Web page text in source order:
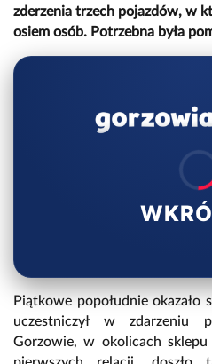
zderzenia trzech pojazdów, w
osiem osób. Potrzebna była
Piątkowe popołudnie
uczestniczył w zdarzeniu
Gorzowie, w okolicach